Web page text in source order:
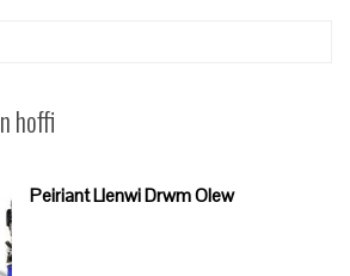
hoffi
Peiriant Llenwi Drwm Olew